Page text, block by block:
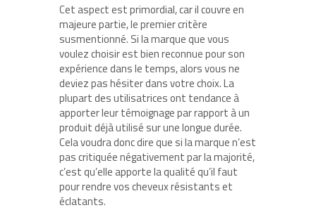
Cet aspect est primordial, car il couvre en
majeure partie, le premier critère
susmentionné. Si la marque que vous
voulez choisir est bien reconnue pour son
expérience dans le temps, alors vous ne
deviez pas hésiter dans votre choix. La
plupart des utilisatrices ont tendance à
apporter leur témoignage par rapport à un
produit déjà utilisé sur une longue durée.
Cela voudra donc dire que si la marque n’est
pas critiquée négativement par la majorité,
c’est qu’elle apporte la qualité qu’il faut
pour rendre vos cheveux résistants et
éclatants.